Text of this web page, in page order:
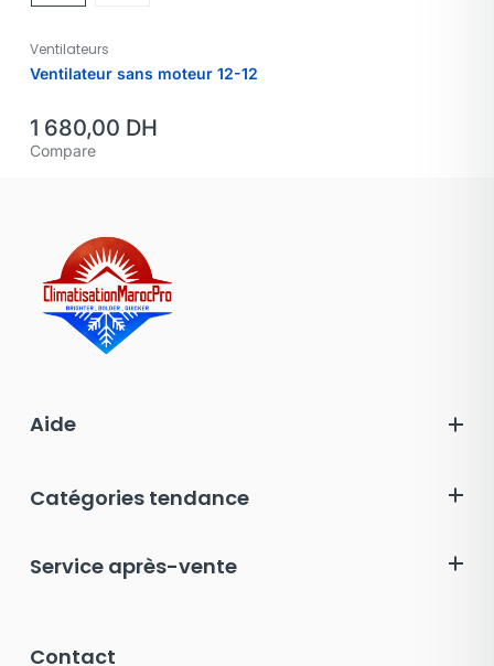
Ventilateurs
Ventilateur sans moteur 12-12
1 680,00 DH
Compare
Aide
Catégories tendance
Service après-vente
Contact